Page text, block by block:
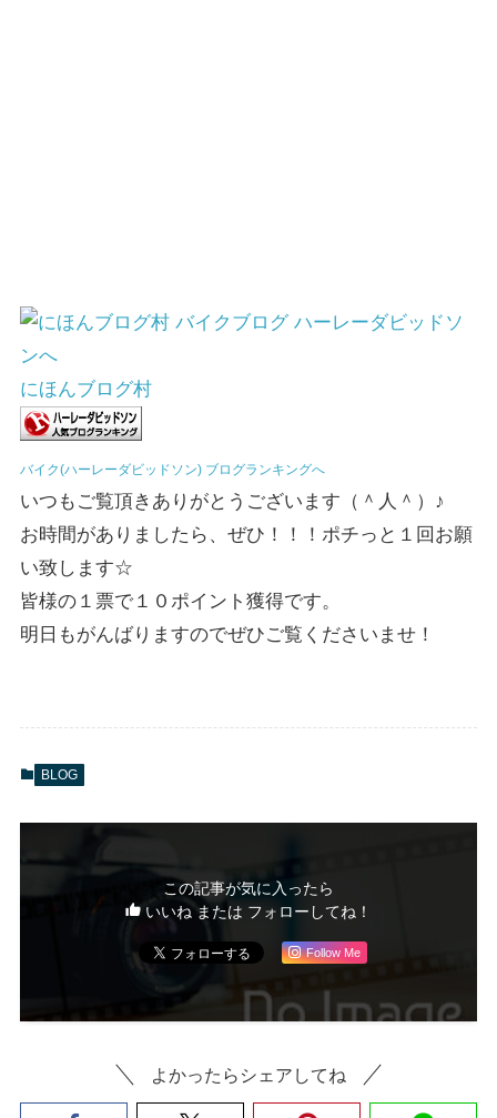
にほんブログ村
バイク(ハーレーダビッドソン) ブログランキングへ
いつもご覧頂きありがとうございます（＾人＾）♪
お時間がありましたら、ぜひ！！！ポチっと１回お願
い致します☆
皆様の１票で１０ポイント獲得です。
明日もがんばりますのでぜひご覧くださいませ！
BLOG
この記事が気に入ったら
いいね または フォローしてね！
Follow Me
よかったらシェアしてね